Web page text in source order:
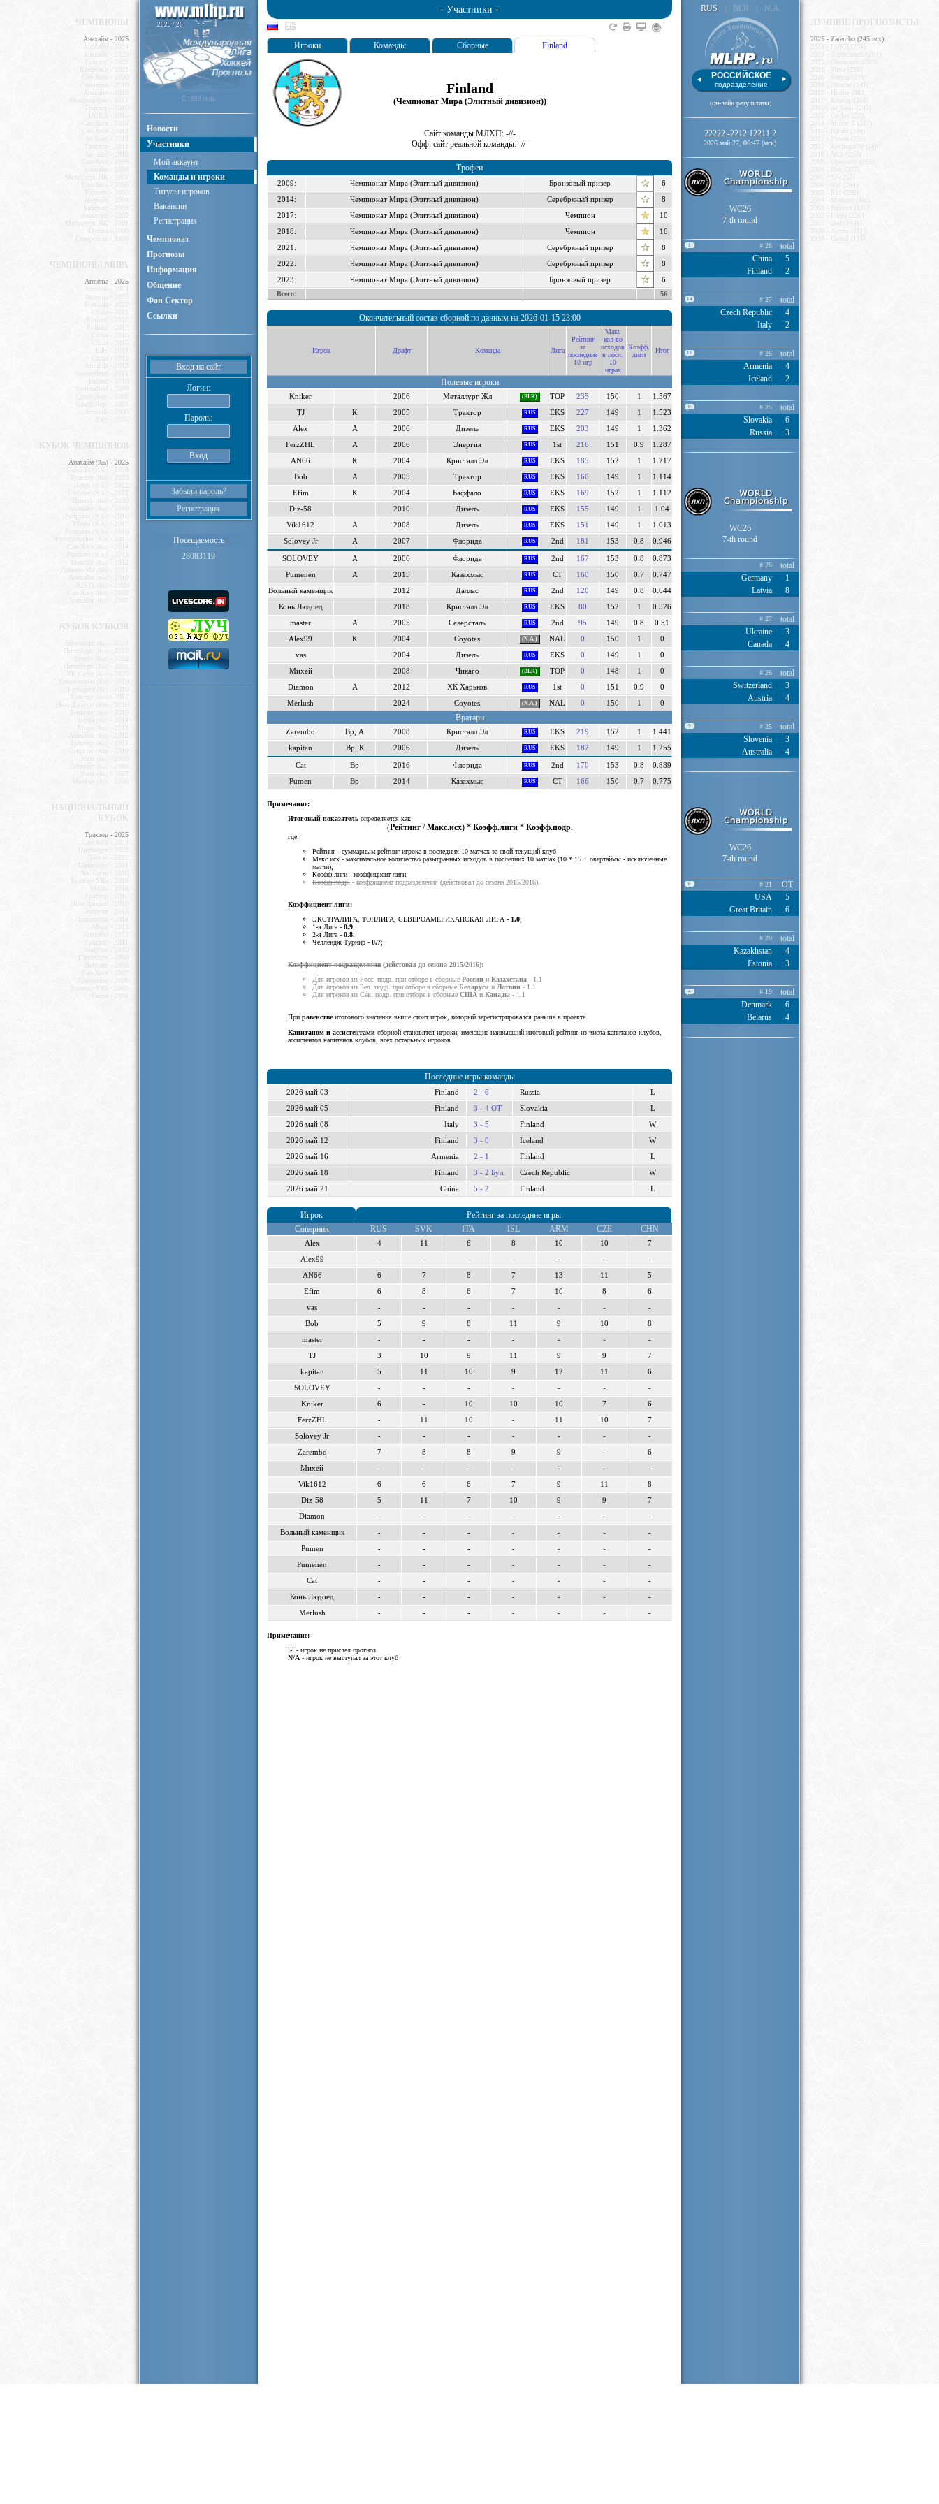
ЧЕМПИОНЫ
Анахайм - 2025
Анахайм - 2024
Анахайм - 2023
Трактор - 2022
Крефельд - 2021
Сан-Хосе - 2020
Сарыарка - 2019
Анахайм - 2018
Филадельфия - 2017
Трактор - 2016
ЦСКА - 2015
Сан-Хосе - 2014
Сан-Хосе - 2013
Ак Барс - 2012
Трактор - 2011
Ак-Барс - 2010
Сан-Хосе - 2009
Анахайм - 2008
Металлург НК - 2007
Сан-Хосе - 2006
Торонто - 2005
Детройт - 2004
Баффало - 2003
Авангард - 2002
Металлург НК - 2001
Оттава - 2000
Северсталь - 1999
ЧЕМПИОНЫ МИРА
Armenia - 2025
Armenia - 2024
Armenia - 2023
Slovakia - 2022
China - 2021
Finland - 2018
Finland - 2017
China - 2016
China - 2015
Italy - 2014
China - 2013
Armenia - 2012
Switzerland - 2011
Iceland - 2010
Switzerland - 2009
Czech Rep. - 2008
Czech Rep. - 2007
Armenia - 2006
Italy - 2005
КУБОК ЧЕМПИОНОВ
Анахайм (Rus) - 2025
Canucks
(N.A.)
- 2024
Трактор
- 2023
Kings
(N.A.)
- 2022
Coyotes
(N.A.)
- 2021
Дизель
(Rus)
- 2020
Анахайм
- 2019
Penguins
(N.A.)
- 2018
Flyers
(N.A.)
- 2017
Penguins
(N.A.)
- 2016
Филадельфия
(Rus)
- 2015
Сан-Хоcе
(Rus)
- 2014
Panthers
(N.A.)
- 2013
Трактор
(Rus)
- 2012
Динамо Мн
- 2011
Анахайм
(Rus)
- 2010
ХВ-71
(Blr)
- 2009
Сан-Хоcе
(Rus)
- 2008
Анахайм
- 2007
КУБОК КУБКОВ
Айлендерс
- 2024
Питтсбург
(Rus)
- 2023
Дизель
(Rus)
- 2022
Питтсбург
(Rus)
- 2021
ХК Сочи
(Rus)
- 2020
Химволокно
(Blr)
- 2019
Бульдогз
- 2018
Трактор
(Rus)
- 2017
Нью Джерси
(Rus)
- 2016
Энергия
- 2015
Ветра
(Blr)
- 2014
Мора
(Rus)
- 2013
Анахайм
(Rus)
- 2012
Трактор
(Rus)
- 2011
Энергия
(Rus)
- 2010
Уния
(Blr)
- 2009
Детройт
- 2008
Уния
(Blr)
- 2007
Мальме
- 2006
НАЦИОНАЛЬНЫЙ
КУБОК
Трактор - 2025
Сан-Хосе - 2024
Питтсбург - 2023
Дизель - 2022
Питтсбург - 2021
ХК Сочи - 2020
Торпедо УКа - 2019
МоДо - 2018
Трактор - 2017
Нью Джерси - 2016
Энергия - 2015
Локомотив - 2014
Мора - 2013
Анахайм - 2012
Трактор - 2011
Энергия - 2010
Питтсбург - 2009
Детройт - 2008
Сан-Хосе - 2007
Локомотив - 2006
Торпедо УКа - 2005
Тампа - 2004
2025 / 26
C 1999 года
Новости
Участники
Мой аккаунт
Команды и игроки
Титулы игроков
Вакансии
Регистрация
Чемпионат
Прогнозы
Информация
Общение
Фан Сектор
Ссылки
Вход на сайт
Логин:
Пароль:
Забыли пароль?
Регистрация
Посещаемость
28083119
- Участники -
Игроки Команды Сборные Finland
Finland
(Чемпионат Мира (Элитный дивизион))
Сайт команды МЛХП: -//-
Офф. cайт реальной команды: -//-
Трофеи
2009: Чемпионат Мира (Элитный дивизион) Бронзовый призер
6
2014:
Чемпионат Мира (Элитный дивизион) Серебряный призер
8
2017:
Чемпионат Мира (Элитный дивизион) Чемпион
10
2018:
Чемпионат Мира (Элитный дивизион) Чемпион
10
2021:
Чемпионат Мира (Элитный дивизион) Серебряный призер
8
2022:
Чемпионат Мира (Элитный дивизион) Серебряный призер
8
2023:
Чемпионат Мира (Элитный дивизион) Бронзовый призер 6
Всего: 56
Окончательный состав сборной по данным на 2026-01-15 23:00
Игрок Драфт Команда Лига
Рейтинг
за
последние
10 игр
Макс
кол-во
исходов
в посл.
10
играх
Коэфф.
лиги
Итог
Полевые игроки
Kniker 2006 Металлург Жл (BLR) TOP 235 150 1
1.567
TJ
К 2005 Трактор RUS EKS 227 149 1
1.523
Alex
А 2006 Дизель RUS EKS 203 149 1
1.362
FerzZHL
А 2006 Энергия RUS 1st 216 151 0.9
1.287
AN66
К 2004 Кристалл Эл RUS EKS 185 152 1
1.217
Bob
А 2005 Трактор RUS EKS 166 149 1
1.114
Efim
К 2004 Баффало RUS EKS 169 152 1
1.112
Diz-58
2010 Дизель RUS EKS 155 149 1
1.04
Vik1612
А 2008 Дизель RUS EKS 151 149 1
1.013
Solovey Jr
А 2007 Флорида RUS 2nd 181 153 0.8 0.946
SOLOVEY А 2006 Флорида RUS 2nd 167 153 0.8
0.873
Pumenen
А 2015 Казахмыс RUS CT 160 150 0.7
0.747
Вольный каменщик
2012 Даллас RUS 2nd 120 149 0.8
0.644
Конь Людоед
2018 Кристалл Эл RUS EKS 80 152 1
0.526
master
А 2005 Северсталь RUS 2nd 95 149 0.8
0.51
Alex99
К 2004 Coyotes (N.A.) NAL 0 150 1
0
vas
2004 Дизель RUS EKS 0 149 1
0
Михей
2008 Чикаго (BLR) TOP 0 148 1
0
Diamon
А 2012 ХК Харьков RUS 1st 0 151 0.9
0
Merlush
2024 Coyotes (N.A.) NAL 0 150 1 0
Вратари
Zarembo Вр, А 2008 Кристалл Эл RUS EKS 219 152 1
1.441
kapitan
Вр, К 2006 Дизель RUS EKS 187 149 1 1.255
Cat Вр 2016 Флорида RUS 2nd 170 153 0.8
0.889
Pumen
Вр 2014 Казахмыс RUS CT 166 150 0.7 0.775
Примечание:
Итоговый показатель определяется как:
(Рейтинг/Макс.исх) * Коэфф.лиги * Коэфф.подр.
где:
Рейтинг - суммарным рейтинг игрока в последних 10 матчах за свой текущий клуб
Макс.исх - максимальное количество разыгранных исходов в последних 10 матчах (10 * 15 + овертаймы - исключённые
матчи);
Коэфф.лиги - коэффициент лиги;
Коэфф.подр. - коэффициент подразделения (действовал до сезона 2015/2016)
Коэффициент лиги:
ЭКСТРАЛИГА, ТОПЛИГА, СЕВЕРОАМЕРИКАНСКАЯ ЛИГА - 1.0;
1-я Лига - 0.9;
2-я Лига - 0.8;
Челлендж Турнир - 0.7;
Коэффициент подразделения (дейстовал до сезона 2015/2016):
Для игроков из Росс. подр. при отборе в сборные России и Казахстана - 1.1
Для игроков из Бел. подр. при отборе в сборные Беларуси и Латвии - 1.1
Для игроков из Сев. подр. при отборе в сборные США и Канады - 1.1
При равенствеитогового значения выше стоит игрок, который зарегистрировался раньше в проекте
Капитаном и ассистентами сборной становятся игроки, имеющие наивысший итоговый рейтинг из числа капитанов клубов,
ассистентов капитанов клубов, всех остальных игроков
Последние игры команды
2026 май 03 Finland 2 - 6 Russia
L
2026 май 05
Finland 3 - 4 ОТ Slovakia
L
2026 май 08
Italy 3 - 5 Finland
W
2026 май 12
Finland 3 - 0 Iceland
W
2026 май 16
Armenia 2 - 1 Finland
L
2026 май 18
Finland 3 - 2 Бул. Czech Republic
W
2026 май 21
China 5 - 2 Finland L
Игрок
Рейтинг за последние игры
Соперник
RUS SVK ITA ISL ARM CZE CHN
Alex 4 11 6 8 10 10
7
Alex99
- - - - - -
-
AN66
6 7 8 7 13 11
5
Efim
6 8 6 7 10 8
6
vas
- - - - - -
-
Bob
5 9 8 11 9 10
8
master
- - - - - -
-
TJ
3 10 9 11 9 9
7
kapitan
5 11 10 9 12 11
6
SOLOVEY
- - - - - -
-
Kniker
6 - 10 10 10 7
6
FerzZHL
- 11 10 - 11 10
7
Solovey Jr
- - - - - -
-
Zarembo
7 8 8 9 9 -
6
Михей
- - - - - -
-
Vik1612
6 6 6 7 9 11
8
Diz-58
5 11 7 10 9 9
7
Diamon
- - - - - -
-
Вольный каменщик
- - - - - -
-
Pumen
- - - - - -
-
Pumenen
- - - - - -
-
Cat
- - - - - -
-
Конь Людоед
- - - - - -
-
Merlush
- - - - - - -
Примечание:
'-' - игрок не прислал прогноз
N/A - игрок не выступал за этот клуб
RUS BLR N.A.
РОССИЙСКОЕ
подразделение
(он-лайн результаты)
22222.-2212.12211.2
2026 май 27, 06:47 (мск)
WC26
7-th round
1 # 28
total
China
Finland
5
2
14 # 27
total
Czech Republic
Italy
4
2
11 # 26
total
Armenia
Iceland
4
2
9 # 25
total
Slovakia
Russia
6
3
WC26
7-th round
# 28
total
Germany
Latvia
1
8
# 27
total
Ukraine
Canada
3
4
# 26
total
Switzerland
Austria
3
4
5 # 25
total
Slovenia
Australia
3
4
WC26
7-th round
6 # 21
OT
USA
Great Britain
5
6
# 20
total
Kazakhstan
Estonia
4
3
4 # 19
total
Denmark
Belarus
6
4
ЛУЧШИЕ ПРОГНОЗИСТЫ
2025 - Zarembo (245 исх)
2024 - LUKA (274)
2023 - Торпедовец (264)
2022 - Омоновец (269)
2021 - Жека (259)
2020 - Sergan (248)
2019 - Duncan (241)
2018 - Hunter (283)
2017 - Корсар (251)
2016 - da_basta (245)
2015 - Coffey (233)
2014 - Mister T (237)
2013 - Юдин (249)
2012 - Роман (255)
2011 - Kochegar70 (248)
2010 - AKS (253)
2009 - Opossum (263)
2008 - Bob (257)
2007 - SJ (255)
2006 - Rid (264)
2005 - Rid (256)
2004 - Modano (260)
2003 - Bukster (185)
2002 - IIIypa (220)
2001 - sled (193)
2000 - Артем (211)
1999 - Unreal (115)